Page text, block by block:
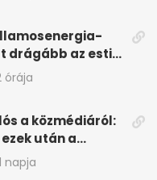
drágább az esti
órája
a közmédiáról:
után a
napja